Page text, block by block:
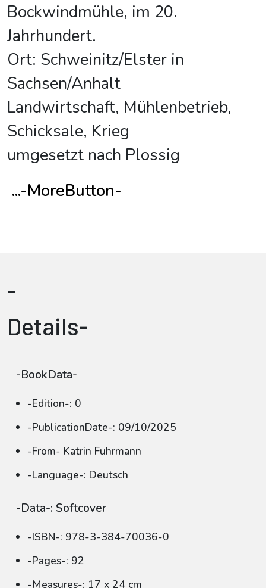
Bockwindmühle, im 20.
Jahrhundert.
Ort: Schweinitz/Elster in
Sachsen/Anhalt
Landwirtschaft, Mühlenbetrieb,
Schicksale, Krieg
umgesetzt nach Plossig
...-MoreButton-
-
Details-
-BookData-
-Edition-: 0
-PublicationDate-: 09/10/2025
-From- Katrin Fuhrmann
-Language-: Deutsch
-Data-: Softcover
-ISBN-: 978-3-384-70036-0
-Pages-: 92
-Measures-: 17 x 24 cm